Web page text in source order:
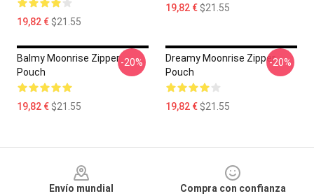
19,82 €$21.55
19,82 €$21.55
Balmy Moonrise Zipper
Pouch
19,82 €$21.55
-20%
Dreamy Moonrise Zipper
Pouch
19,82 €$21.55
-20%
Envío mundial
Compra con confianza